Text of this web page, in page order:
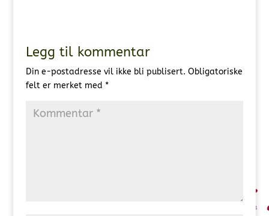
Legg til kommentar
Din e-postadresse vil ikke bli publisert. Obligatoriske
felt er merket med *